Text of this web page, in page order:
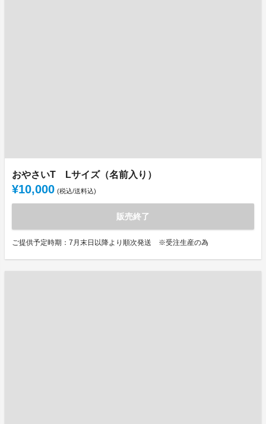
おやさいT Lサイズ（名前入り）
¥10,000 (税込/送料込)
販売終了
ご提供予定時期：7月末日以降より順次発送 ※受注生産の為